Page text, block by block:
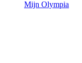
Mijn Olympia